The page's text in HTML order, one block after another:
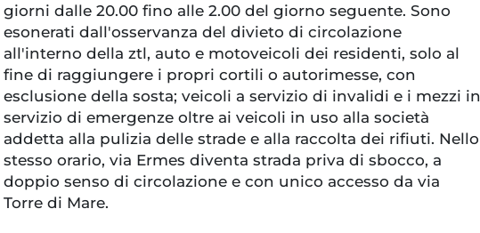
giorni dalle 20.00 fino alle 2.00 del giorno seguente. Sono
esonerati dall'osservanza del divieto di circolazione
all'interno della ztl, auto e motoveicoli dei residenti, solo al
fine di raggiungere i propri cortili o autorimesse, con
esclusione della sosta; veicoli a servizio di invalidi e i mezzi in
servizio di emergenze oltre ai veicoli in uso alla società
addetta alla pulizia delle strade e alla raccolta dei rifiuti. Nello
stesso orario, via Ermes diventa strada priva di sbocco, a
doppio senso di circolazione e con unico accesso da via
Torre di Mare.